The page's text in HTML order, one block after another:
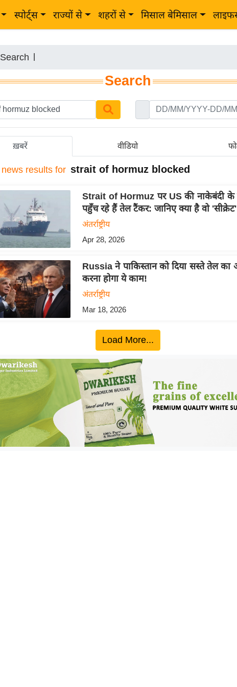
स्पोर्ट्स राज्यों से शहरों से मिसाल बेमिसाल
Search
Search
ख़बरें वीडियो
news results for strait of hormuz blocked
Strait of Hormuz पर US की नाकेबंदी के
पहुँच रहे हैं तेल टैंकर: जानिए क्या है वो 'सीक्रेट'
अंतर्राष्ट्रीय
Apr 28, 2026
Russia ने पाकिस्तान को दिया सस्ते तेल
करना होगा ये काम!
अंतर्राष्ट्रीय
Mar 18, 2026
Load More...